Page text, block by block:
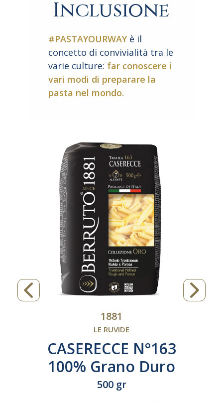
Inclusione
#PASTAYOURWAYè il
concetto di convivialità tra le
varie culture: far conoscere i
vari modi di preparare la
pasta nel mondo.
1881
LE RUVIDE
CASERECCE N°163
100% Grano Duro
Italiano
500 gr